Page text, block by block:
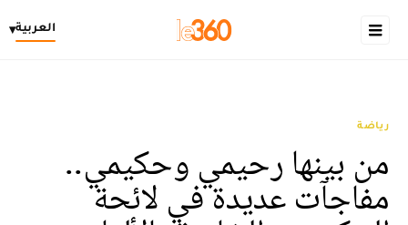
العربية▾
رياضة
من بينها رحيمي وحكيمي..
مفاجآت عديدة في لائحة